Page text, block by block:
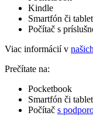
Kindle
Smartfón či
Počítač s
Viac informácií v
Prečítate na:
Pocketbook
Smartfón či tablet
Počítač s